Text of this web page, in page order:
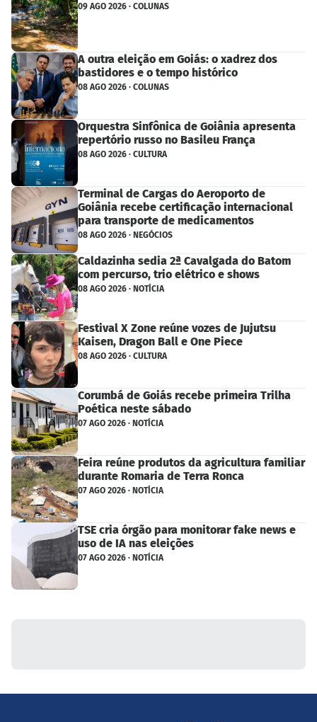
09 AGO 2026 · COLUNAS
A outra eleição em Goiás: o xadrez dos
bastidores e o tempo histórico
08 AGO 2026 · COLUNAS
Orquestra Sinfônica de Goiânia apresenta
repertório russo no Basileu França
08 AGO 2026 · CULTURA
Terminal de Cargas do Aeroporto de
Goiânia recebe certificação internacional
para transporte de medicamentos
08 AGO 2026 · NEGÓCIOS
Caldazinha sedia 2ª Cavalgada do Batom
com percurso, trio elétrico e shows
08 AGO 2026 · NOTÍCIA
Festival X Zone reúne vozes de Jujutsu
Kaisen, Dragon Ball e One Piece
08 AGO 2026 · CULTURA
Corumbá de Goiás recebe primeira Trilha
Poética neste sábado
07 AGO 2026 · NOTÍCIA
Feira reúne produtos da agricultura familiar
durante Romaria de Terra Ronca
07 AGO 2026 · NOTÍCIA
TSE cria órgão para monitorar fake news e
uso de IA nas eleições
07 AGO 2026 · NOTÍCIA